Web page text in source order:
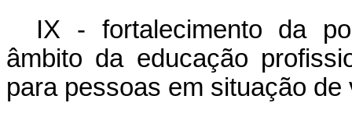
IX - fortalecimento da
âmbito da educação
para pessoas em situação de